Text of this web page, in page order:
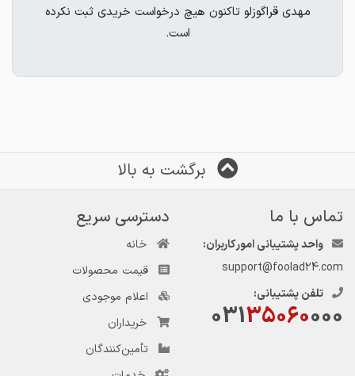
مهدی قراگوزلو تاکنون هیچ درخواست خریدی ثبت نکرده
است.
برگشت به بالا
تماس با ما
واحد پشتیبانی امور کاربران:
support@foolad24.com
تلفن پشتیبانی:
03135060000
دسترسی سریع
خانه
قیمت محصولات
اعلام موجودی
خریداران
تأمین‌کنندگان